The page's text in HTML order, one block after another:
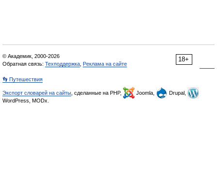
18+
© Академик, 2000-2026
Обратная связь: Техподдержка Реклама на сайте
👣 Путешествия
Экспорт словарей на сайты , сделанные на PHP, Joomla,
Drupal,
WordPress, MODx.